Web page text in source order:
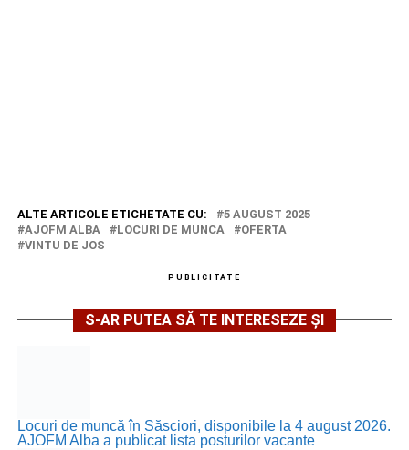
ALTE ARTICOLE ETICHETATE CU:
5 AUGUST 2025
AJOFM ALBA
LOCURI DE MUNCA
OFERTA
VINTU DE JOS
PUBLICITATE
S-AR PUTEA SĂ TE INTERESEZE ȘI
Locuri de muncă în Săsciori, disponibile la 4 august 2026.
AJOFM Alba a publicat lista posturilor vacante